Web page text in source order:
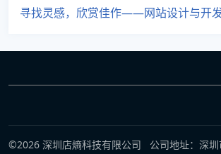
寻找灵感，欣赏佳作——网站设计与开
©2026 深圳店熵科技有限公司 公司地址：深圳